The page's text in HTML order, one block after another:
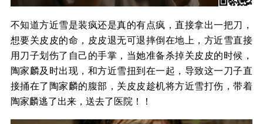
不知道方近雪是装疯还是真的有点疯，直接拿出一把刀，
想要关皮皮的命，皮皮退无可退摔倒在地上，方近雪直接
用刀子划伤了自己的手掌，当她准备杀掉关皮皮的时候，
陶家麟及时出现，和方近雪扭到在一起，导致这一刀子直
接捅在了陶家麟的腹部，关皮皮趁机将方近雪打伤，带着
陶家麟逃了出来，送去了医院！！